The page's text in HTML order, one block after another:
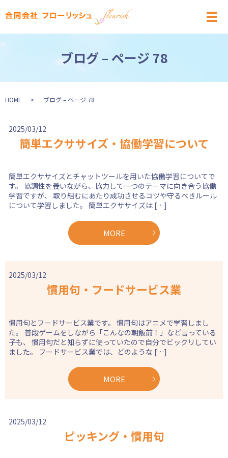
メ
ブログ – ページ 78
HOME ブログ – ページ 78
2025/03/12
簡単エクササイズ・協働学習について
簡単エクササイズとチャットツールを用いた協働学習についてで
す。 協調性を養いながら、協力して一つのテーマに向き合う協働
学習ですが、 取り組むにあたり成功させるコツや守るべきルール
について学習しました。 簡単エクササイズは […]
MORE
2025/03/12
慣用句・フードサービス業
慣用句とフードサービス業です。 慣用句はアニメで学習しまし
た。 普段ゲームをしながら「こんなの朝飯前！」など言っている
子も、 慣用句だと知らずに使っていたので自分でビックリしてい
ました。 フードサービス業では、どのような […]
MORE
2025/03/12
ピッキング・慣用句